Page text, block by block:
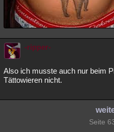
-ripper-
Also ich musste auch nur beim
Tättowieren nicht.
Seite